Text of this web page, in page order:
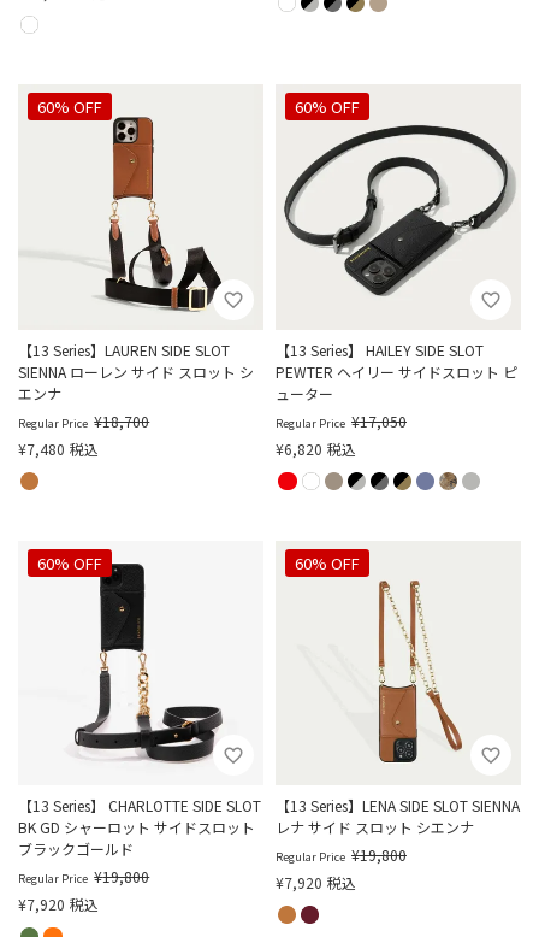
【13 Series】LAUREN SIDE SLOT
SIENNA ローレン サイド スロット シ
エンナ
60% OFF
Regular Price ¥18,700
¥7,480 税込
【13 Series】 HAILEY SIDE SLOT
PEWTER ヘイリー サイドスロット ピ
ューター
60% OFF
Regular Price ¥17,050
¥6,820 税込
【13 Series】 CHARLOTTE SIDE SLOT
BK GD シャーロット サイドスロット
ブラックゴールド
60% OFF
Regular Price ¥19,800
¥7,920 税込
【13 Series】LENA SIDE SLOT SIENNA
レナ サイド スロット シエンナ
60% OFF
Regular Price ¥19,800
¥7,920 税込